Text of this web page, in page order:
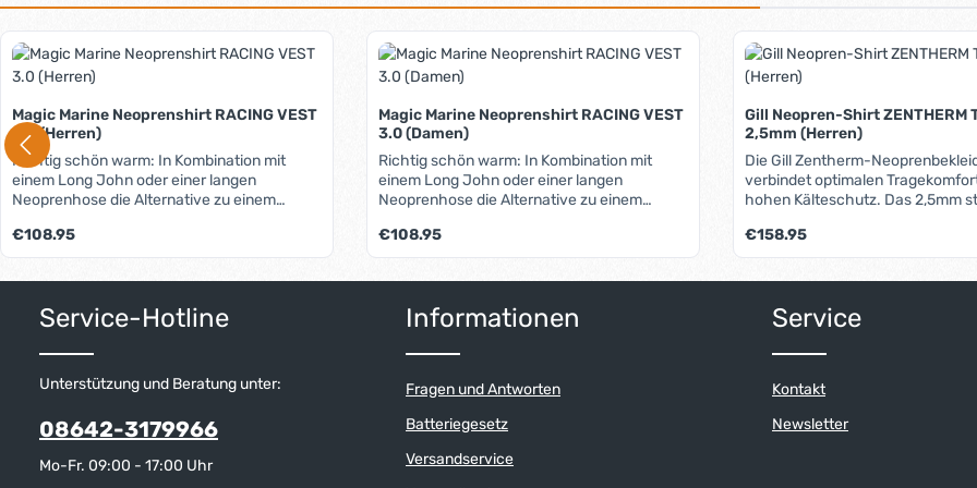
Produktgalerie überspringen
Magic Marine Neoprenshirt RACING VEST
3.0 (Herren)
Richtig schön warm: In Kombination mit
einem Long John oder einer langen
Neoprenhose die Alternative zu einem
und das zusätzliche wärmende Innenfutter
sorgen für eine hervorragende Isolierung
und machen das Segeln auch bei
Vergnügen. 3mm dickes Flex-Neopren,
Brustbereich, aufwändiger, anatomischer
Panel-Schnitt, nicht auftragende Flatlock-
Regulärer Preis:
€108.95
Magic Marine Neoprenshirt RACING VEST
3.0 (Damen)
Richtig schön warm: In Kombination mit
einem Long John oder einer langen
Neoprenhose die Alternative zu einem
und das zusätzliche wärmende Innenfutter
sorgen für eine hervorragende Isolierung
und machen das Segeln auch bei
Vergnügen. 3mm dickes Flex-Neopren,
Brustbereich, aufwändiger, anatomischer
Nähte, weiche Armabschlüsse ohne
Doppelung.
Regulärer Preis:
€108.95
Gill Neopren-Shirt ZENTHERM
2,5mm (Herren)
Die Gill Zentherm-
verbindet optimalen
hohen Kälteschutz. Das 2,5mm
elastisch und passt sich der
hervorragend an. Durch die
des 4-Wege-Stretch-Neoprens
Reißverschlüsse verzichtet
leidet. Auf der Innenseite sind die
wasserabweisendem Plüschfutter
ausgestattet, wodurch
Wärmeleistung nochmals erhöht
Regulärer Preis:
€158.95
Service-Hotline
Unterstützung und Beratung unter:
08642-3179966
Mo-Fr. 09:00 - 17:00 Uhr
Informationen
Fragen und Antworten
Batteriegesetz
Versandservice
Service
Kontakt
Newsletter